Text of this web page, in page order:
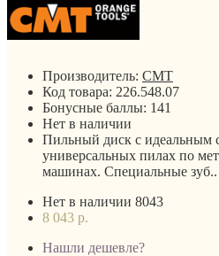
Производитель: CMT
Код товара: 226.548.07
Бонусные баллы: 141
Нет в наличии
Пильный диск с идеальным
универсальных пилах по
машинах. Специальные зуб..
Нет в наличии 8043
8 043 р.
Нашли дешевле?